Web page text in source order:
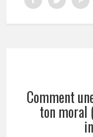
Comment
ton moral